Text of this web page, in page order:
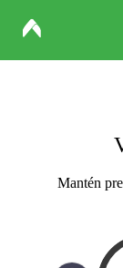
Mantén